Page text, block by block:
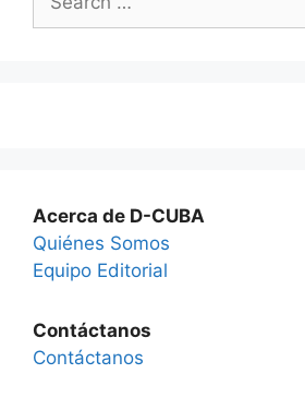
for:
Acerca de D-CUBA
Quiénes Somos
Equipo Editorial
Contáctanos
Contáctanos